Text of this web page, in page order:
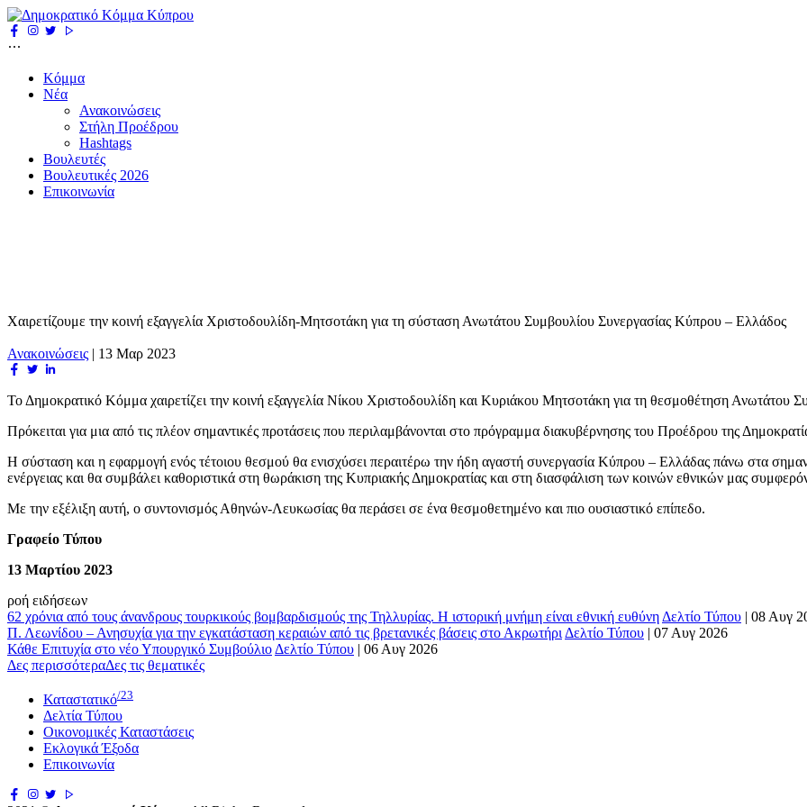
Κόμμα
Νέα
Ανακοινώσεις
Στήλη Προέδρου
Hashtags
Βουλευτές
Βουλευτικές 2026
Επικοινωνία
Χαιρετίζουμε την κοινή εξαγγελία Χριστοδουλίδη-Μητσοτάκη για τη σύσταση Ανωτάτου Συμβουλίου Συνεργασίας Κύπρου – Ελλάδος
Ανακοινώσεις | 13 Μαρ 2023
Το Δημοκρατικό Κόμμα χαιρετίζει την κοινή εξαγγελία Νίκου Χριστοδουλίδη και Κυριάκου Μητσοτάκη για τη θεσμοθέτηση Ανωτάτου
Πρόκειται για μια από τις πλέον σημαντικές προτάσεις που περιλαμβάνονται στο πρόγραμμα διακυβέρνησης του Προέδρου της
Η σύσταση και η εφαρμογή ενός τέτοιου θεσμού θα ενισχύσει περαιτέρω την ήδη αγαστή συνεργασία Κύπρου – Ελλάδας πάνω στα
ενέργειας και θα συμβάλει καθοριστικά στη θωράκιση της Κυπριακής Δημοκρατίας και στη διασφάλιση των κοινών εθνικών μας
Με την εξέλιξη αυτή, ο συντονισμός Αθηνών-Λευκωσίας θα περάσει σε ένα θεσμοθετημένο και πιο ουσιαστικό επίπεδο.
Γραφείο Τύπου
13 Μαρτίου 2023
ροή ειδήσεων
62 χρόνια από τους άνανδρους τουρκικούς βομβαρδισμούς της Τηλλυρίας. Η ιστορική μνήμη είναι εθνική ευθύνη Δελτίο Τύπου | 08 Αυγ
Π. Λεωνίδου – Ανησυχία για την εγκατάσταση κεραιών από τις βρετανικές βάσεις στο Ακρωτήρι Δελτίο Τύπου | 07 Αυγ 2026
Κάθε Επιτυχία στο νέο Υπουργικό Συμβούλιο Δελτίο Τύπου | 06 Αυγ 2026
Δες περισσότεραΔες τις θεματικές
Καταστατικό/23
Δελτία Τύπου
Οικονομικές Καταστάσεις
Εκλογικά Έξοδα
Επικοινωνία